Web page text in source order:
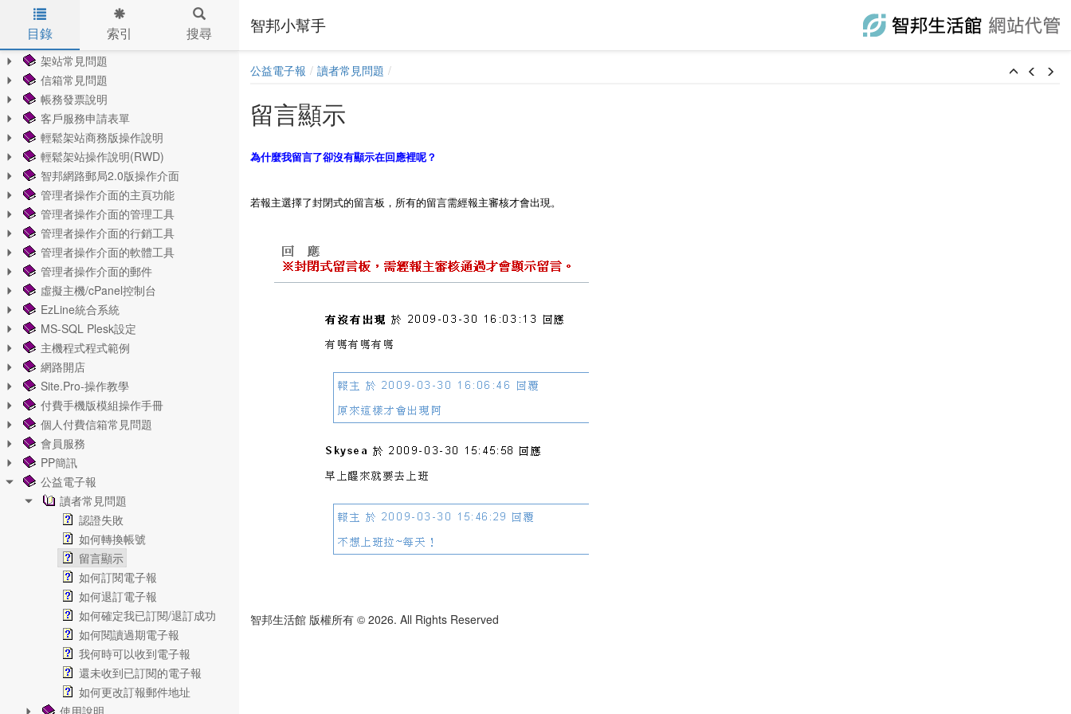
Skip to main content
智邦小幫手
目錄 索引 搜尋
架站常見問題
信箱常見問題
帳務發票說明
客戶服務申請表單
輕鬆架站商務版操作說明
輕鬆架站操作說明(RWD)
智邦網路郵局2.0版操作介面
管理者操作介面的主頁功能
管理者操作介面的管理工具
管理者操作介面的行銷工具
管理者操作介面的軟體工具
管理者操作介面的郵件
虛擬主機/cPanel控制台
EzLine統合系統
MS-SQL Plesk設定
主機程式程式範例
網路開店
Site.Pro-操作教學
付費手機版模組操作手冊
個人付費信箱常見問題
會員服務
PP簡訊
公益電子報
讀者常見問題
認證失敗
如何轉換帳號
留言顯示
如何訂閱電子報
如何退訂電子報
如何確定我已訂閱/退訂成功
如何閱讀過期電子報
我何時可以收到電子報
還未收到已訂閱的電子報
如何更改訂報郵件地址
使用說明
公益電子報 讀者常見問題
留言顯示
為什麼我留言了卻沒有顯示在回應裡呢？
若報主選擇了封閉式的留言板，所有的留言需經報主審核才會出現。
智邦生活館 版權所有 © 2026. All Rights Reserved